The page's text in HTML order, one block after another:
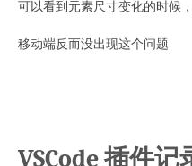
可以看到元素尺寸变化的时候
移动端反而没出现这个问题
VSCode 插件记